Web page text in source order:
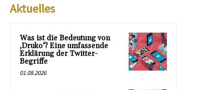
Aktuelles
Was ist die Bedeutung von
‚Druko‘? Eine umfassende
Erklärung der Twitter-
Begriffe
01.08.2026